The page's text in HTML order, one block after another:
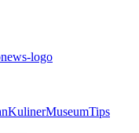
KulinerMuseumTips